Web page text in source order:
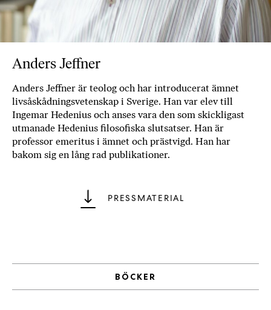
b
ö
c
r
o
n
l
i
n
o
T
a
n
Anders Jeffner
Anders Jeffner är teolog och har introducerat ämnet
livsåskådningsvetenskap i Sverige. Han var elev till
Ingemar Hedenius och anses vara den som skickligast
utmanade Hedenius filosofiska slutsatser. Han är
professor emeritus i ämnet och prästvigd. Han har
bakom sig en lång rad publikationer.
PRESSMATERIAL
BÖCKER